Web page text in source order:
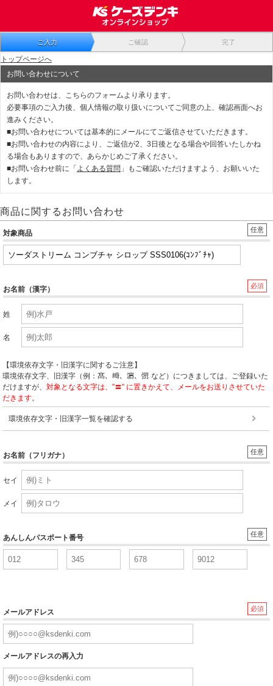
ご入力 ご確認 完了
トップページへ
お問い合わせについて
お問い合わせは、こちらのフォームより承ります。
必要事項のご入力後、個人情報の取り扱いについてご同意の上、確認画面へお
進みください。
■お問い合わせについては基本的にメールにてご返信させていただきます。
■お問い合わせの内容により、ご返信が2、3日後となる場合や回答いたしかね
る場合もありますので、あらかじめご了承ください。
■お問い合わせ前に「 よくある質問 」もご確認いただけますよう、お願いいた
します。
商品に関するお問い合わせ
任意
対象商品
必須
お名前（漢字）
姓
名
【環境依存文字・旧漢字に関するご注意】
環境依存文字、旧漢字（例：
など）につきましては、ご登録いた
だけますが、 対象となる文字は、"〓" に置きかえて、メールをお送りさせていた
だきます。
環境依存文字・旧漢字一覧を確認する
任意
お名前（フリガナ）
セイ
メイ
任意
あんしんパスポート番号
必須
メールアドレス
メールアドレスの再入力